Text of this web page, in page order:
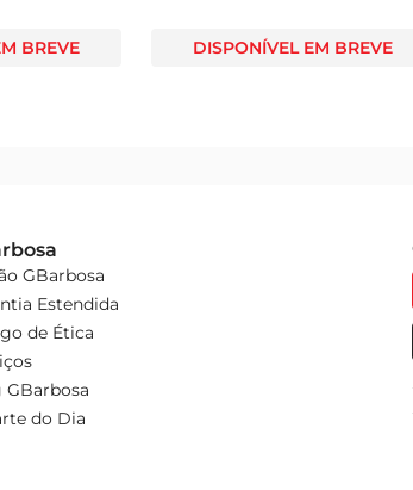
BREVE DISPONÍVEL EM BREVE
GBarbosa
Estendida
de Ética
GBarbosa
do Dia